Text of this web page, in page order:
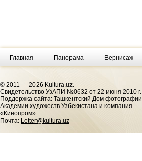
Главная Панорама Вернисаж
© 2011 — 2026 Kultura.uz.
Cвидетельство УзАПИ №0632 от 22 июня 2010 г.
Поддержка сайта: Ташкентский Дом фотографии
Академии художеств Узбекистана и компания
«Кинопром»
Почта: Letter@kultura.uz